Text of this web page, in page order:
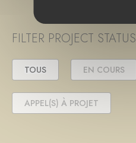
FILTER PROJECT STATUS
TOUS EN COURS
APPEL(S) À PROJET